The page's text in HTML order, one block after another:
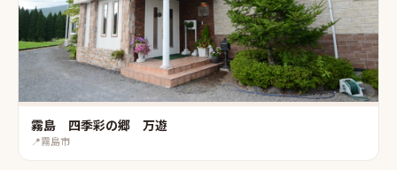
霧島 四季彩の郷 万遊
📍霧島市